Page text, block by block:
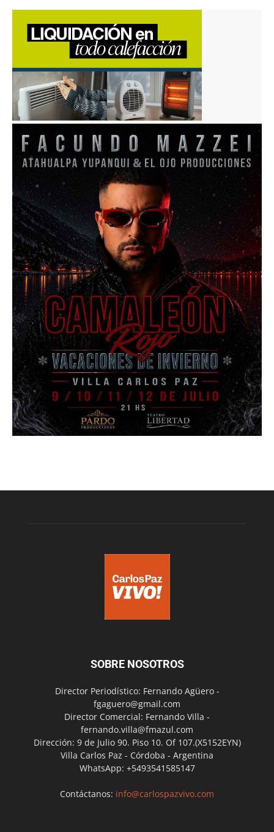
SOBRE NOSOTROS
Director Periodístico: Fernando Agüero -
fgaguero@gmail.com
Director Comercial: Fernando Villa -
fernando.villa@fmazul.com
Dirección: 9 de Julio 90. Piso 10. Of 107.(X5152EYN)
Villa Carlos Paz - Córdoba - Argentina
WhatsApp: +5493541585147
Contáctanos: info@carlospazvivo.com